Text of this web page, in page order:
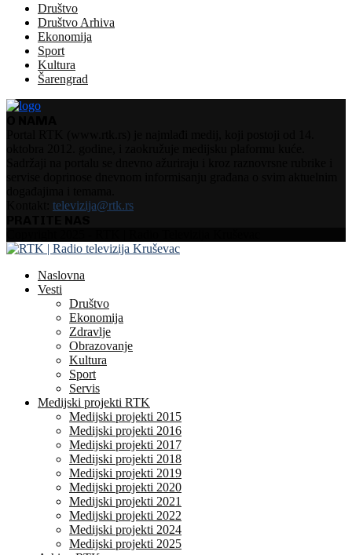
Društvo
Društvo Arhiva
Ekonomija
Sport
Kultura
Šarengrad
televizija@rtk.rs
Naslovna
Vesti
Društvo
Ekonomija
Zdravlje
Obrazovanje
Kultura
Sport
Servis
Medijski projekti RTK
Medijski projekti 2015
Medijski projekti 2016
Medijski projekti 2017
Medijski projekti 2018
Medijski projekti 2019
Medijski projekti 2020
Medijski projekti 2021
Medijski projekti 2022
Medijski projekti 2024
Medijski projekti 2025